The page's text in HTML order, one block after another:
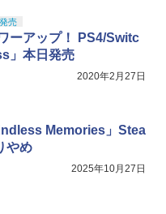
限定】劇場版モノノ怪
(オリジナル特典:オリジナル
ー特典:【坤と離】二振りの
売
ーアップ！ PS4/Switc
」本日発売
2020年2月27日
Memories」Stea
やめ
2025年10月27日